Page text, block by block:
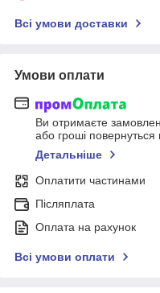
Всі умови доставки
Умови оплати
Ви отримаєте
або гроші повернуться
Детальніше
Оплатити частинами
Післяплата
Оплата на рахунок
Всі умови оплати